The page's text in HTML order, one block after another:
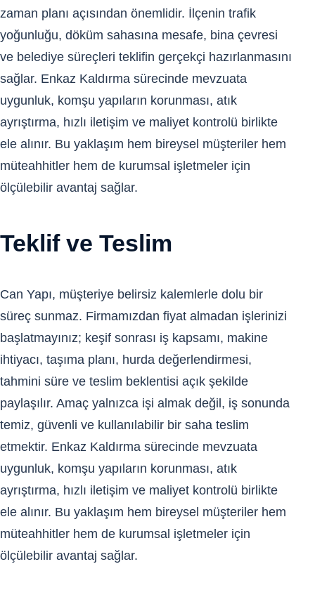
zaman planı açısından önemlidir. İlçenin trafik
yoğunluğu, döküm sahasına mesafe, bina çevresi
ve belediye süreçleri teklifin gerçekçi hazırlanmasını
sağlar. Enkaz Kaldırma sürecinde mevzuata
uygunluk, komşu yapıların korunması, atık
ayrıştırma, hızlı iletişim ve maliyet kontrolü birlikte
ele alınır. Bu yaklaşım hem bireysel müşteriler hem
müteahhitler hem de kurumsal işletmeler için
ölçülebilir avantaj sağlar.
Teklif ve Teslim
Can Yapı, müşteriye belirsiz kalemlerle dolu bir
süreç sunmaz. Firmamızdan fiyat almadan işlerinizi
başlatmayınız; keşif sonrası iş kapsamı, makine
ihtiyacı, taşıma planı, hurda değerlendirmesi,
tahmini süre ve teslim beklentisi açık şekilde
paylaşılır. Amaç yalnızca işi almak değil, iş sonunda
temiz, güvenli ve kullanılabilir bir saha teslim
etmektir. Enkaz Kaldırma sürecinde mevzuata
uygunluk, komşu yapıların korunması, atık
ayrıştırma, hızlı iletişim ve maliyet kontrolü birlikte
ele alınır. Bu yaklaşım hem bireysel müşteriler hem
müteahhitler hem de kurumsal işletmeler için
ölçülebilir avantaj sağlar.